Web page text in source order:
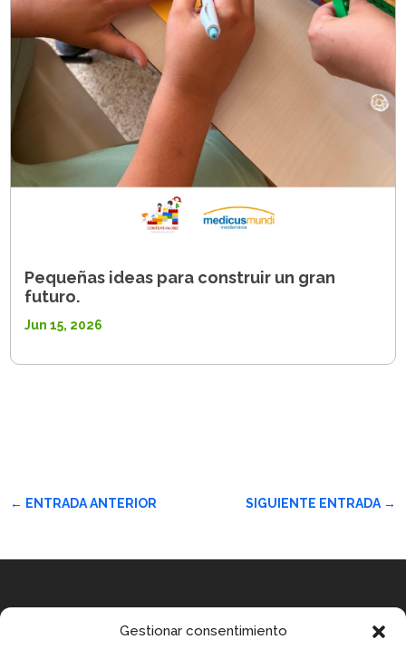
Gestionar consentimiento
Pequeñas ideas para construir un gran
futuro.
Jun 15, 2026
← ENTRADA ANTERIOR SIGUIENTE ENTRADA→